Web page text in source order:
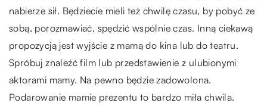
nabierze sił. Będziecie mieli też chwilę czasu, by pobyć ze
sobą, porozmawiać, spędzić wspólnie czas. Inną ciekawą
propozycją jest wyjście z mamą do kina lub do teatru.
Spróbuj znaleźć film lub przedstawienie z ulubionymi
aktorami mamy. Na pewno będzie zadowolona.
Podarowanie mamie prezentu to bardzo miła chwila.